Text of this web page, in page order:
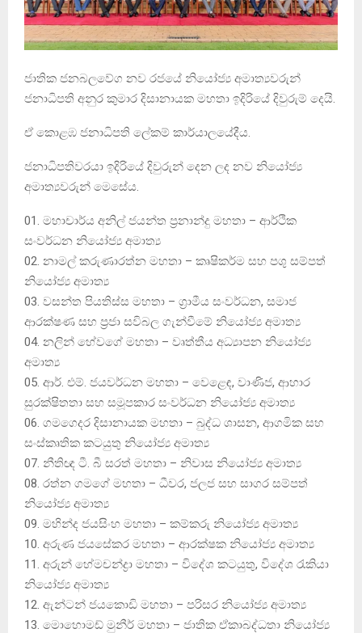
ජාතික ජනබලවේග නව රජයේ නියෝජ්‍ය අමාත්‍යවරුන්
ජනාධිපති අනුර කුමාර දිසානායක මහතා ඉදිරියේ දිවුරුම් දෙයි.
ඒ කොළඹ ජනාධිපති ලේකම් කාර්යාලයේදීය.
ජනාධිපතිවරයා ඉදිරියේ දිවුරුන් දෙන ලද නව නියෝජ්‍ය
අමාත්‍යවරුන් මෙසේය.
01. මහාචාර්ය අනිල් ජයන්ත ප්‍රනාන්දු මහතා – ආර්ථික
සංවර්ධන නියෝජ්‍ය අමාත්‍ය
02. නාමල් කරුණාරත්න මහතා – කෘෂිකර්ම සහ පශු සම්පත්
නියෝජ්‍ය අමාත්‍ය
03. වසන්ත පියතිස්ස මහතා – ග්‍රාමීය සංවර්ධන, සමාජ
ආරක්ෂණ සහ ප්‍රජා සවිබල ගැන්වීමේ නියෝජ්‍ය අමාත්‍ය
04. නලින් හේවගේ මහතා – වෘත්තීය අධ්‍යාපන නියෝජ්‍ය
අමාත්‍ය
05. ආර්. එම්. ජයවර්ධන මහතා – වෙළෙඳ, වාණිජ, ආහාර
සුරක්ෂිතතා සහ සමූපකාර සංවර්ධන නියෝජ්‍ය අමාත්‍ය
06. ගමගෙදර දිසානායක මහතා – බුද්ධ ශාසන, ආගමික සහ
සංස්කෘතික කටයුතු නියෝජ්‍ය අමාත්‍ය
07. නීතිඥ ටී. බී සරත් මහතා – නිවාස නියෝජ්‍ය අමාත්‍ය
08. රත්න ගමගේ මහතා – ධීවර, ජලජ සහ සාගර සම්පත්
නියෝජ්‍ය අමාත්‍ය
09. මහින්ද ජයසිංහ මහතා – කම්කරු නියෝජ්‍ය අමාත්‍ය
10. අරුණ ජයසේකර මහතා – ආරක්ෂක නියෝජ්‍ය අමාත්‍ය
11. අරුන් හේමචන්ද්‍රා මහතා – විදේශ කටයුතු, විදේශ රැකියා
නියෝජ්‍ය අමාත්‍ය
12. ඇන්ටන් ජයකොඩි මහතා – පරිසර නියෝජ්‍ය අමාත්‍ය
13. මොහොමඩ් මුනීර් මහතා – ජාතික ඒකාබද්ධතා නියෝජ්‍ය